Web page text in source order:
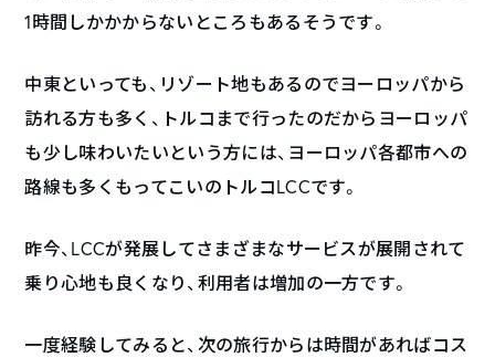
1時間しかかからないところもあるそうです。
中東といっても、リゾート地もあるのでヨーロッパから
訪れる方も多く、トルコまで行ったのだからヨーロッパ
も少し味わいたいという方には、ヨーロッパ各都市への
路線も多くもってこいのトルコLCCです。
昨今、LCCが発展してさまざまなサービスが展開されて
乗り心地も良くなり、利用者は増加の一方です。
一度経験してみると、次の旅行からは時間があればコス